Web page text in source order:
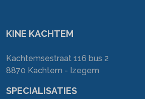
KINE KACHTEM
Kachtemsestraat 116 bus 2
8870 Kachtem - Izegem
SPECIALISATIES